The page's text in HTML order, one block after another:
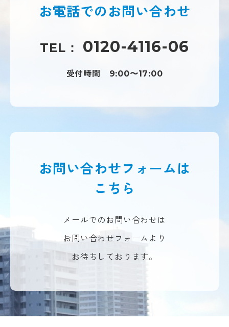
お電話でのお問い合わせ
TEL： 0120-4116-06
受付時間 9:00〜17:00
お問い合わせフォームは
こちら
メールでのお問い合わせは
お問い合わせフォームより
お待ちしております。